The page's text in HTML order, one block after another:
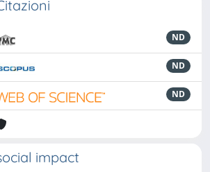
ND
ND
ND
impact